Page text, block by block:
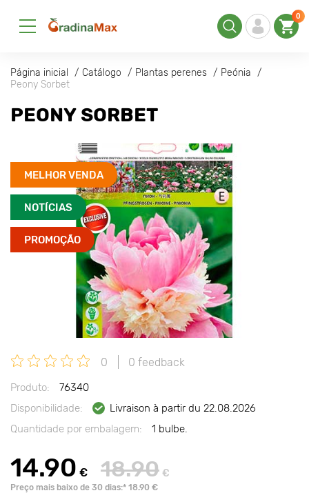
0
Página inicial Catálogo Plantas perenes
Peónia
Peony Sorbet
PEONY SORBET
MELHOR VENDA
NOTÍCIAS
PROMOÇÃO
0 0 feedback
Produto:
76340
Disponibilidade:
Livraison à partir du 22.08.2026
Quantidade por embalagem:
1 bulbe.
14.90 € 18.90 €
Preço mais baixo de 30 dias:* 18.90 €